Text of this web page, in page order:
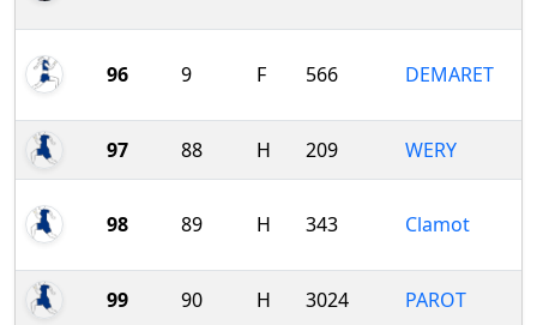
96 9 F 566 DEMARET
97 88 H 209 WERY
98 89 H 343 Clamot
99 90 H 3024 PAROT